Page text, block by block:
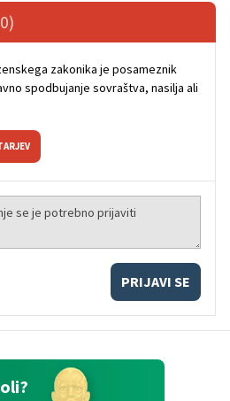
zakonika je posameznik
spodbujanje sovraštva, nasilja ali
PRIJAVI SE